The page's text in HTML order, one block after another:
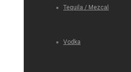
Tequila / Mezcal
Vodka